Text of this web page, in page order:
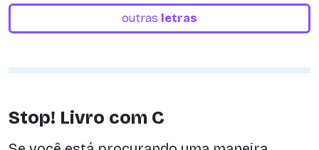
outras letras
Stop! Livro com C